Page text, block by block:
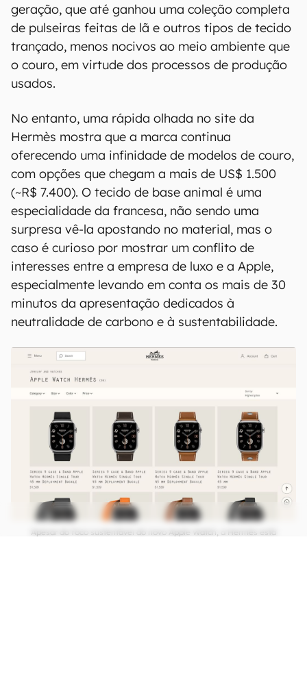
geração, que até ganhou uma coleção completa
de pulseiras feitas de lã e outros tipos de tecido
trançado, menos nocivos ao meio ambiente que
o couro, em virtude dos processos de produção
usados.
No entanto, uma rápida olhada no site da
Hermès mostra que a marca continua
oferecendo uma infinidade de modelos de couro,
com opções que chegam a mais de US$ 1.500
(~R$ 7.400). O tecido de base animal é uma
especialidade da francesa, não sendo uma
surpresa vê-la apostando no material, mas o
caso é curioso por mostrar um conflito de
interesses entre a empresa de luxo e a Apple,
especialmente levando em conta os mais de 30
minutos da apresentação dedicados à
neutralidade de carbono e à sustentabilidade.
Apesar do foco sustentável do novo Apple Watch, a Hermès está